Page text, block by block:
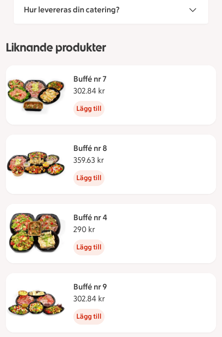
Hur levereras din catering?
Liknande produkter
Buffé nr 7
302.84 kr
Lägg till
Buffé nr 8
359.63 kr
Lägg till
Buffé nr 4
290 kr
Lägg till
Buffé nr 9
302.84 kr
Lägg till